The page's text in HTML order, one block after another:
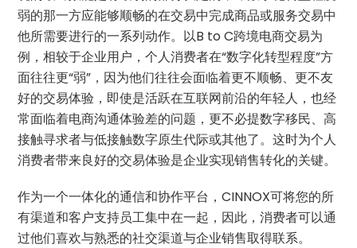
弱的那一方应能够顺畅的在交易中完成商品或服务交易中
他所需要进行的一系列动作。以B to C跨境电商交易为
例，相较于企业用户，个人消费者在“数字化转型程度”方
面往往更“弱”，因为他们往往会面临着更不顺畅、更不友
好的交易体验，即使是活跃在互联网前沿的年轻人，也经
常面临着电商沟通体验差的问题，更不必提数字移民、高
接触寻求者与低接触数字原生代际或其他了。这时为个人
消费者带来良好的交易体验是企业实现销售转化的关键。
作为一个一体化的通信和协作平台，CINNOX可将您的所
有渠道和客户支持员工集中在一起，因此，消费者可以通
过他们喜欢与熟悉的社交渠道与企业销售取得联系。